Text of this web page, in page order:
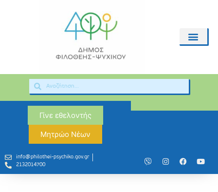
Γίνε εθελοντής
Μητρώο Νέων
info@philothei-psychiko.gov.gr
2132014700